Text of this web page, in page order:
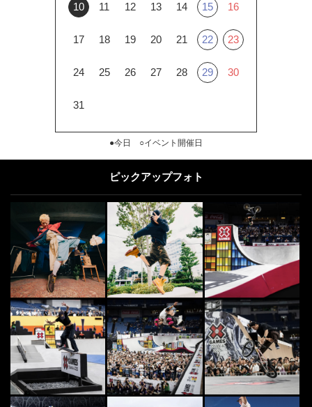
10 11 12 13 14 15 16
17 18 19 20 21 22 23
24 25 26 27 28 29 30
31
●今日 ○イベント開催日
ピックアップフォト